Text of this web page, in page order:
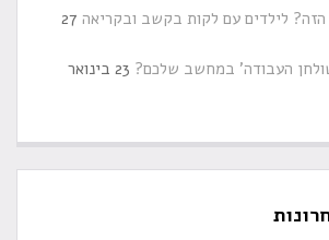
לילדים עם לקות בקשב ובקריאה 27
העבודה' במחשב שלכם?
23 בינואר